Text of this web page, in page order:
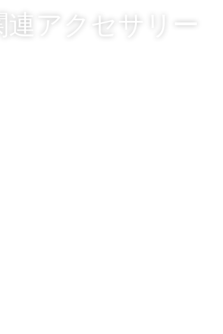
連アクセサリー